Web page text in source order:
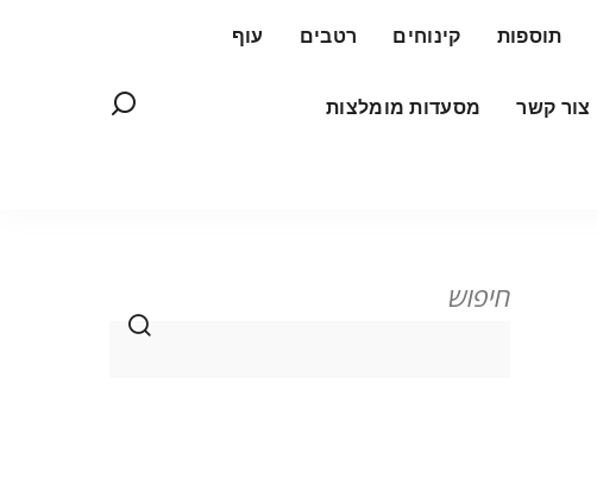
תוספות קינוחים רטבים עוף
צור קשר מסעדות מומלצות
חיפוש